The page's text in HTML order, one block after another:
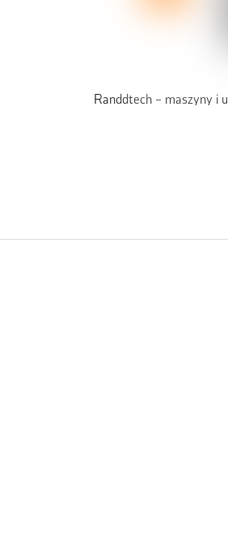
Randdtech – maszyny i